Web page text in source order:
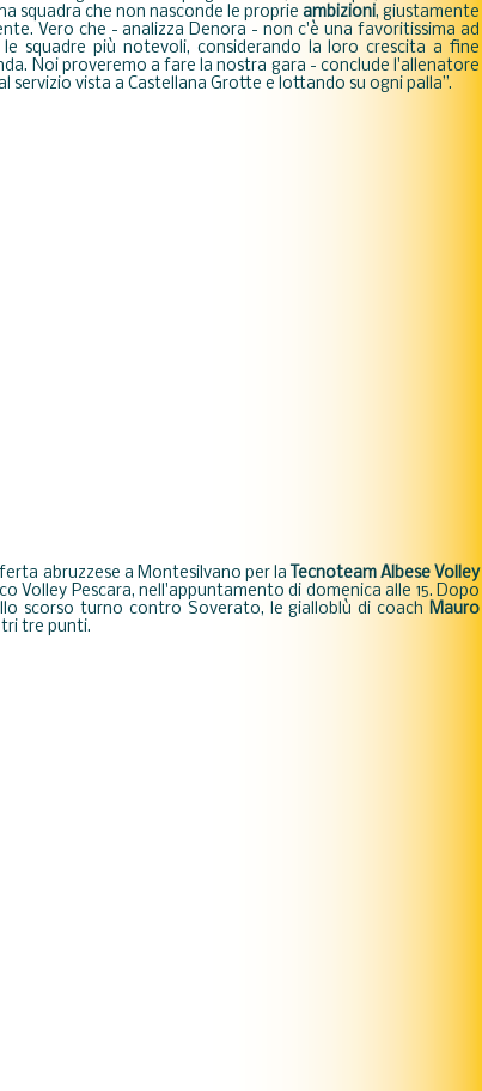
squadra che non nasconde le proprie ambizioni, giustamente
Vero che - analizza Denora - non c'è una favoritissima ad
squadre più notevoli, considerando la loro crescita a fine
Noi proveremo a fare la nostra gara - conclude l'allenatore
servizio vista a Castellana Grotte e lottando su ogni palla”.
abruzzese a Montesilvano per la Tecnoteam Albese Volley
Volley Pescara, nell'appuntamento di domenica alle 15. Dopo
scorso turno contro Soverato, le gialloblù di coach Mauro
tre punti.